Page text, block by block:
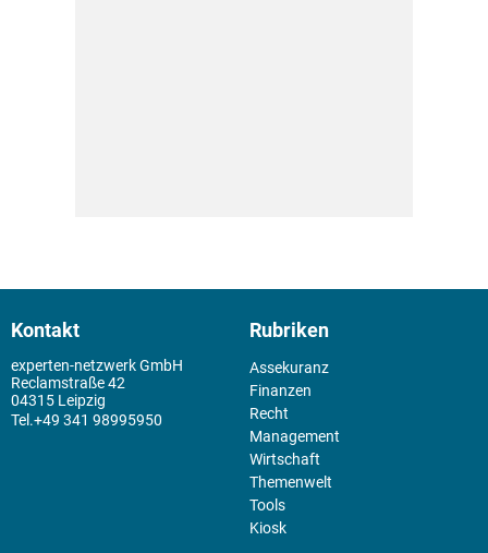
Kontakt
experten-netzwerk GmbH
Reclamstraße 42
04315 Leipzig
+49 341 98995950
Rubriken
Assekuranz
Finanzen
Recht
Management
Wirtschaft
Themenwelt
Tools
Kiosk